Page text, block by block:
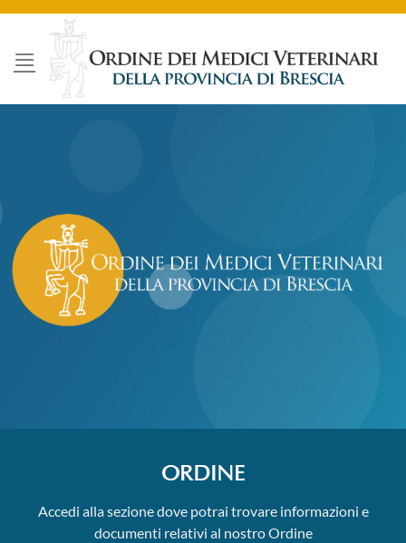
Salta
contenuti
ORDINE
Accedi alla sezione dove potrai trovare informazioni e
documenti relativi al nostro Ordine